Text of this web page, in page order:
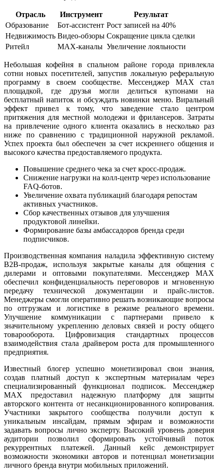
Отрасль Инструмент
Результат
Образование
Бот-ассистент Рост записей на 40%
Недвижимость Видео-обзоры Сокращение цикла сделки
Ритейл
MAX-каналы Увеличение лояльности
Небольшая кофейня в спальном районе города привлекла
сотни новых посетителей, запустив локальную реферальную
программу в своем сообществе. Мессенджер MAX стал
площадкой, где друзья могли делиться купонами на
бесплатный напиток и обсуждать новинки меню. Виральный
эффект привел к тому, что заведение стало центром
притяжения для местной молодежи и фрилансеров. Затраты
на привлечение одного клиента оказались в несколько раз
ниже по сравнению с традиционной наружной рекламой.
Успех проекта был обеспечен за счет искреннего общения и
высокого качества предоставляемого продукта.
Повышение среднего чека за счет кросс-продаж.
Снижение нагрузки на колл-центр через использование
FAQ-ботов.
Увеличение охвата публикаций благодаря репостам
активных участников.
Сбор качественных отзывов для улучшения
продуктовой линейки.
Формирование базы амбассадоров бренда среди
подписчиков.
Производственная компания наладила эффективную систему
B2B-продаж, используя закрытые каналы для общения с
дилерами и оптовыми покупателями. Мессенджер MAX
обеспечил конфиденциальность переговоров и мгновенную
передачу технической документации и прайс-листов.
Менеджеры смогли оперативно решать возникающие вопросы
по отгрузкам и логистике в режиме реального времени.
Улучшение коммуникации с партнерами привело к
значительному укреплению деловых связей и росту общего
товарооборота. Цифровизация стандартных процессов
взаимодействия стала драйвером роста для промышленного
предприятия.
Известный блогер успешно монетизировал свои знания,
создав платный доступ к экспертным материалам через
специализированный функционал подписок. Мессенджер
MAX предоставил надежную платформу для защиты
авторского контента от несанкционированного копирования.
Участники закрытого сообщества получили доступ к
уникальным инсайдам, прямым эфирам и возможности
задавать вопросы лично эксперту. Высокий уровень доверия
аудитории позволил сформировать устойчивый поток
рекуррентных платежей. Данный кейс демонстрирует
возможности экономики авторов и потенциал монетизации
личного бренда внутри мобильных приложений.